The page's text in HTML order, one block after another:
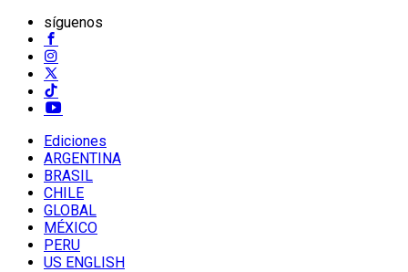
síguenos
Ediciones
ARGENTINA
BRASIL
CHILE
GLOBAL
MÉXICO
PERU
US ENGLISH